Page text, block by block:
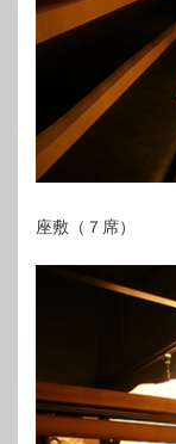
座敷（７席）